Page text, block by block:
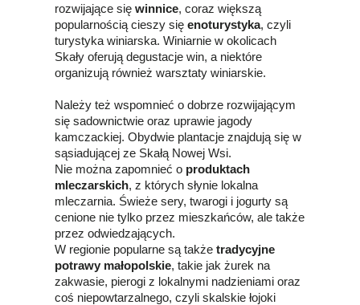
rozwijające się winnice, coraz większą
popularnością cieszy się enoturystyka, czyli
turystyka winiarska. Winiarnie w okolicach
Skały oferują degustacje win, a niektóre
organizują również warsztaty winiarskie.
Należy też wspomnieć o dobrze rozwijającym
się sadownictwie oraz uprawie jagody
kamczackiej. Obydwie plantacje znajdują się w
sąsiadującej ze Skałą Nowej Wsi.
Nie można zapomnieć o produktach
mleczarskich, z których słynie lokalna
mleczarnia. Świeże sery, twarogi i jogurty są
cenione nie tylko przez mieszkańców, ale także
przez odwiedzających.
W regionie popularne są także tradycyjne
potrawy małopolskie, takie jak żurek na
zakwasie, pierogi z lokalnymi nadzieniami oraz
coś niepowtarzalnego, czyli skalskie łojoki